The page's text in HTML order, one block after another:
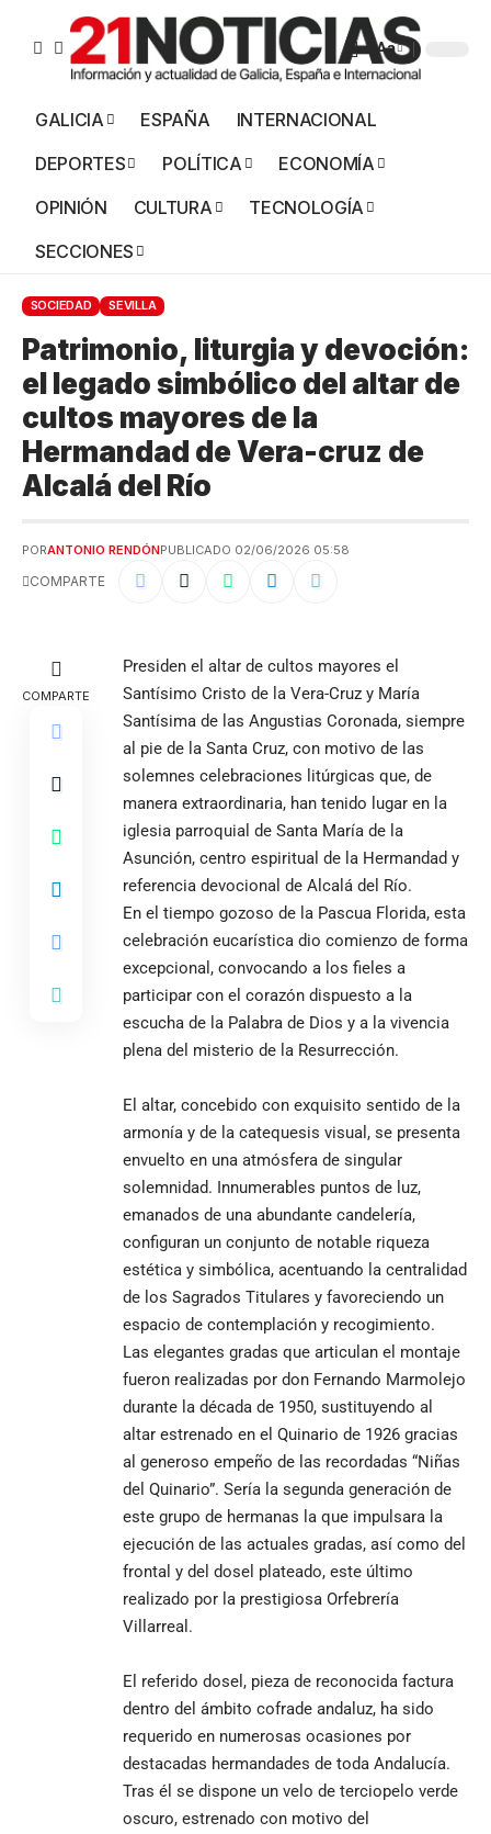
Aa
GALICIA ESPAÑA
INTERNACIONAL
DEPORTES
POLÍTICA
ECONOMÍA
OPINIÓN
CULTURA
TECNOLOGÍA
SECCIONES
SOCIEDAD SEVILLA
Patrimonio, liturgia y devoción:
el legado simbólico del altar de
cultos mayores de la
Hermandad de Vera-cruz de
Alcalá del Río
PORANTONIO RENDÓNPUBLICADO 02/06/2026 05:58
COMPARTE
COMPARTE
Presiden el altar de cultos mayores el
Santísimo Cristo de la Vera-Cruz y María
Santísima de las Angustias Coronada, siempre
al pie de la Santa Cruz, con motivo de las
solemnes celebraciones litúrgicas que, de
manera extraordinaria, han tenido lugar en la
iglesia parroquial de Santa María de la
Asunción, centro espiritual de la Hermandad y
referencia devocional de Alcalá del Río.
En el tiempo gozoso de la Pascua Florida, esta
celebración eucarística dio comienzo de forma
excepcional, convocando a los fieles a
participar con el corazón dispuesto a la
escucha de la Palabra de Dios y a la vivencia
plena del misterio de la Resurrección.
El altar, concebido con exquisito sentido de la
armonía y de la catequesis visual, se presenta
envuelto en una atmósfera de singular
solemnidad. Innumerables puntos de luz,
emanados de una abundante candelería,
configuran un conjunto de notable riqueza
estética y simbólica, acentuando la centralidad
de los Sagrados Titulares y favoreciendo un
espacio de contemplación y recogimiento.
Las elegantes gradas que articulan el montaje
fueron realizadas por don Fernando Marmolejo
durante la década de 1950, sustituyendo al
altar estrenado en el Quinario de 1926 gracias
al generoso empeño de las recordadas “Niñas
del Quinario”. Sería la segunda generación de
este grupo de hermanas la que impulsara la
ejecución de las actuales gradas, así como del
frontal y del dosel plateado, este último
realizado por la prestigiosa Orfebrería
Villarreal.
El referido dosel, pieza de reconocida factura
dentro del ámbito cofrade andaluz, ha sido
requerido en numerosas ocasiones por
destacadas hermandades de toda Andalucía.
Tras él se dispone un velo de terciopelo verde
oscuro, estrenado con motivo del